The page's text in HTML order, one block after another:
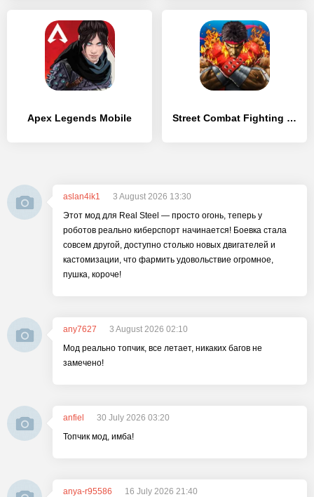
Apex Legends Mobile Street Combat Fighting – Kung Fu Attack 4
aslan4ik1
3 August 2026 13:30
Этот мод для Real Steel — просто огонь, теперь у
роботов реально киберспорт начинается! Боевка стала
совсем другой, доступно столько новых двигателей и
кастомизации, что фармить удовольствие огромное,
пушка, короче!
any7627
3 August 2026 02:10
Мод реально топчик, все летает, никаких багов не
замечено!
anfiel
30 July 2026 03:20
Топчик мод, имба!
anya-r95586
16 July 2026 21:40